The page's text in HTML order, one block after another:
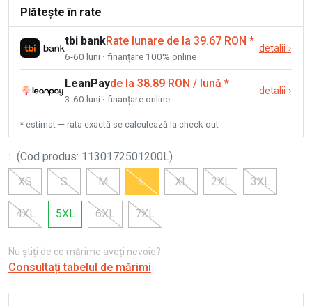
Plătește în rate
tbi bankRate lunare de la 39.67 RON *
6-60 luni · finanțare 100% online
detalii ›
LeanPayde la 38.89 RON / lună *
3-60 luni · finanțare online
detalii ›
* estimat — rata exactă se calculează la check-out
: (Cod produs: 1130172501200L)
XS
S M L XL 2XL 3XL
4XL 5XL 6XL 7XL
Nu știți de ce mărime aveți nevoie?
Consultați tabelul de mărimi